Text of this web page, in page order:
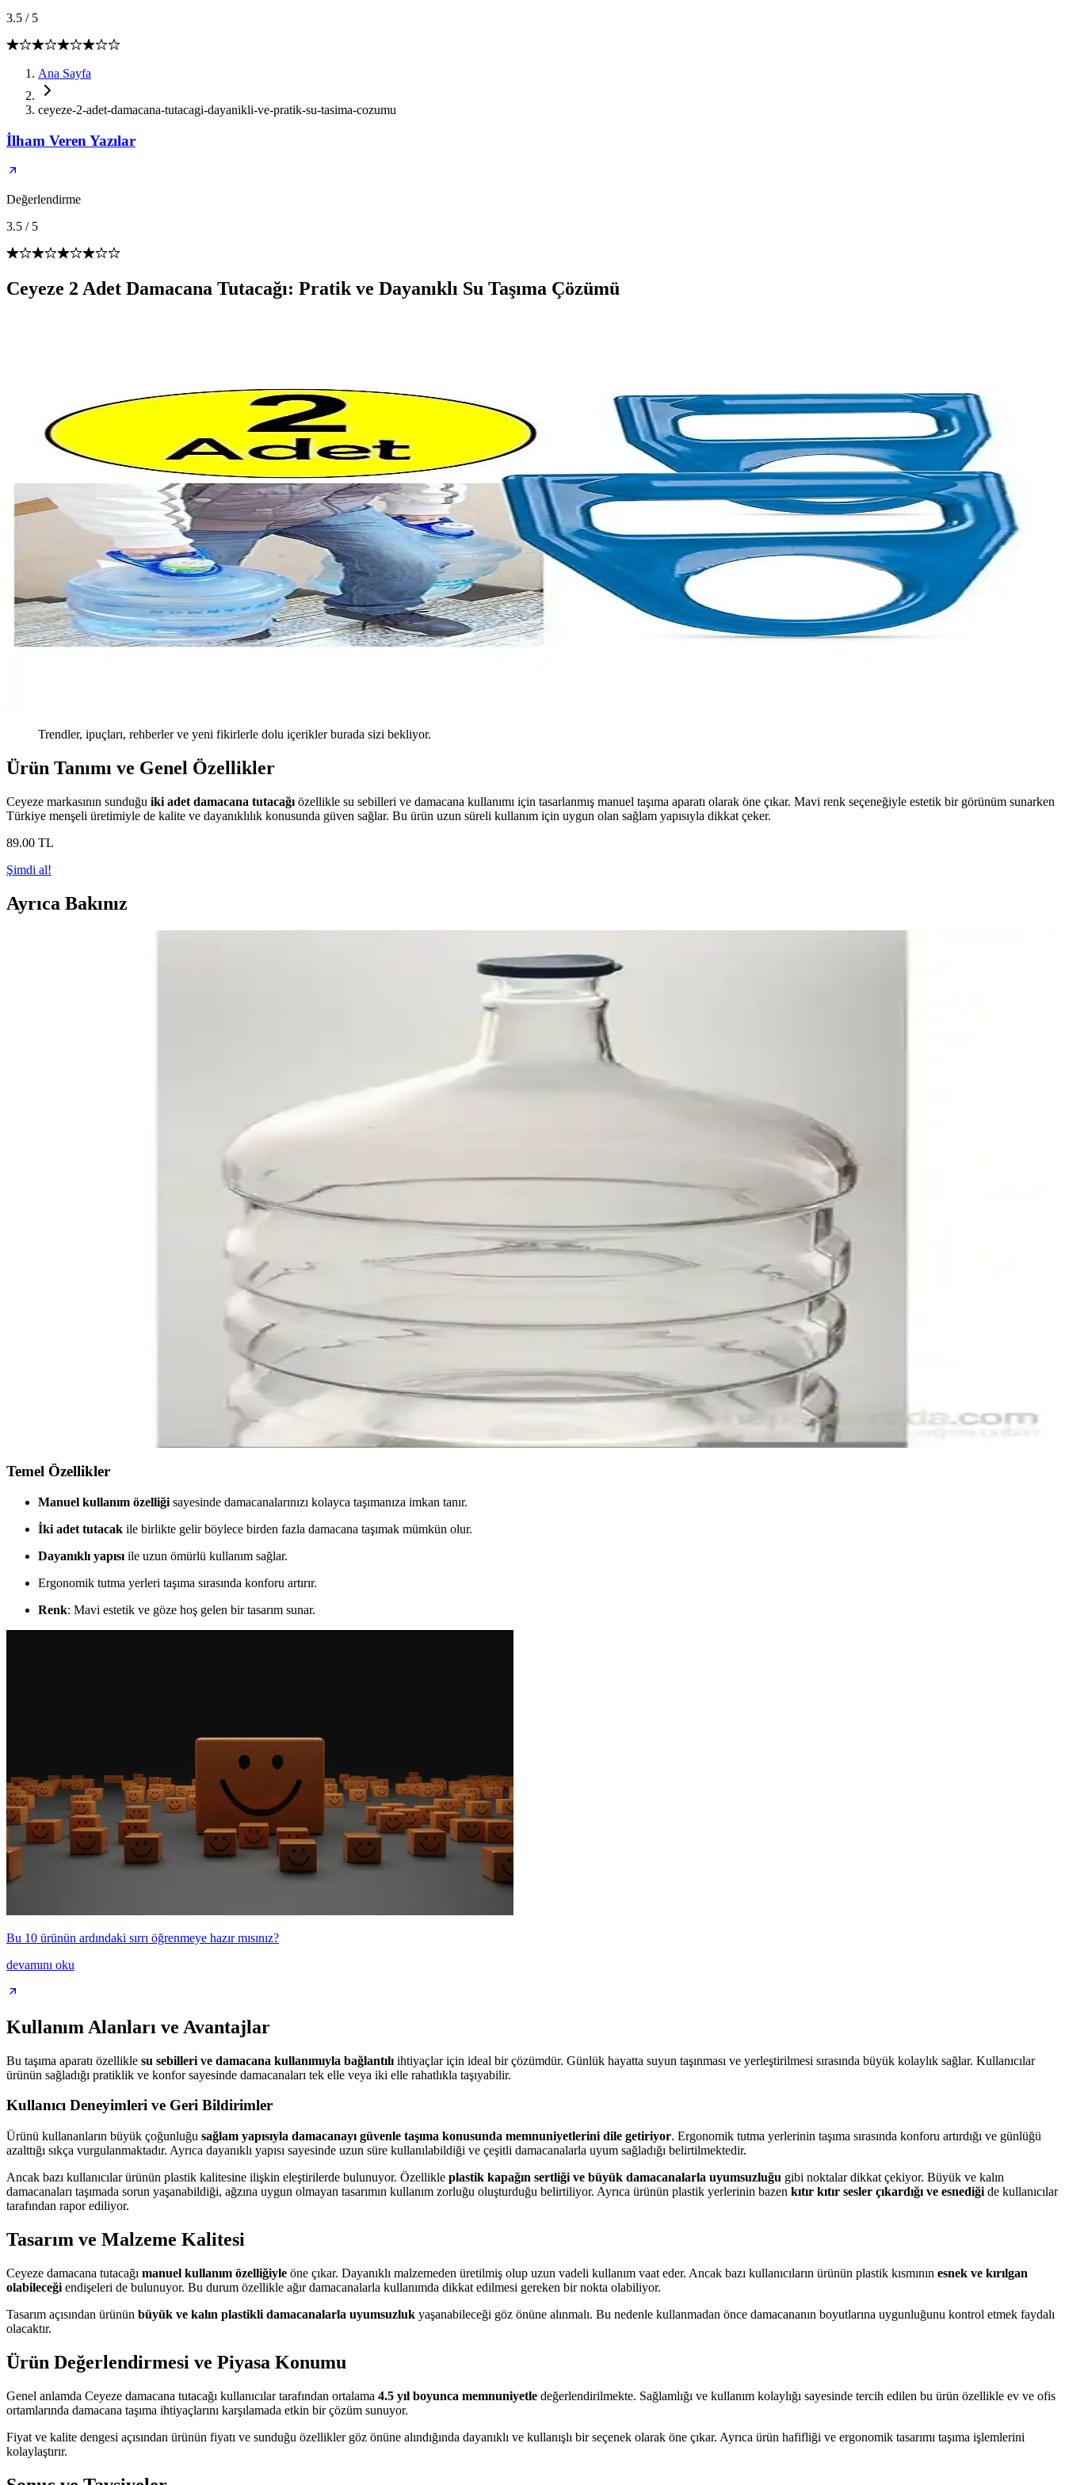
3.5 / 5
Ana Sayfa
ceyeze-2-adet-damacana-tutacagi-dayanikli-ve-pratik-su-tasima-cozumu
İlham Veren Yazılar
Değerlendirme
3.5 / 5
Ceyeze 2 Adet Damacana Tutacağı: Pratik ve Dayanıklı Su Taşıma Çözümü
Trendler, ipuçları, rehberler ve yeni fikirlerle dolu içerikler burada sizi bekliyor.
Ürün Tanımı ve Genel Özellikler
Ceyeze markasının sunduğu iki adet damacana tutacağı özellikle su sebilleri ve damacana kullanımı için tasarlanmış manuel taşıma aparatı olarak öne çıkar. Mavi renk seçeneğiyle estetik bir görünüm sunarken
Türkiye menşeli üretimiyle de kalite ve dayanıklılık konusunda güven sağlar. Bu ürün uzun süreli kullanım için uygun olan sağlam yapısıyla dikkat çeker.
89.00 TL
Şimdi al!
Ayrıca Bakınız
Damacana gizleme çözümleri, estetik ve fonksiyonellik sağlayarak yaşam alanlarınızı düzenler. Ahşap, metal ve plastik seçeneklerle uzun ömürlü ve şık çözümler sunar.
Vegüba Krem Kılıf, 19 litrelik damacanalar için tasarlanmış, şık ve dayanıklı pamuk kumaşlı koruyucu kılıf. Kolay takıp çıkarılır, mutfağınıza estetik katarken uzun ömür sağlar.
Sepetimde Hasır Damacana Kılıfı: Estetik ve Fonksiyonellik Bir Arada
Doğal papır hasırdan üretilen, el yapımı damacana kılıfı, güneş ışığını engelleyerek içeriğin temiz kalmasını sağlar ve estetik görünüm sunar.
House Damacana Pompası İncelemesi: Kullanıcı Yorumları ve Teknik Özellikler
House Damacana Pompası, ergonomik tasarımıyla günlük su kullanımını kolaylaştıran manuel bir cihazdır. Ancak, kullanıcı geri bildirimleri, dayanıklılık ve performans konusunda bazı sorunlara işaret
BAGAND Krem Damacana Kılıfı Sevimli Kedi Baskılı ve Şık Tasarım Özellikleri
Sevimli kedili baskısı ve şık gri rengiyle BAGAND damacana kılıfı, estetik ve dayanıklı yapısıyla dekorasyonunuza renk ve pratiklik getiriyor.
BAGAND Siyah Baskılı Damacana Kılıfı Modern ve Dayanıklı Mutfak Aksesuarı
Şık ve dayanıklı siyah damacana kılıfı, pratik kullanımı ve modern tasarımıyla mutfaklarınızda şıklık ve fonksiyonellik sağlar, uzun ömürlü ve kolay temizlenebilir özellikleriyle öne çıkar.
Arkitekt Ex Ahşap Damacana Sebil Kılıfı: Estetik ve Fonksiyonellik Bir Arada
Ahşap malzeme ve modern tasarım ile üretilen, UV korumalı damacana kılıfı su saklama ve dekorasyonda pratik ve estetik çözümler sunar, uzun ömürlü kullanım sağlar.
Paşabahçe Cam Damacana ile Dekorasyonda Estetik ve Fonksiyonellik Sağlama
Paşabahçe cam damacanalar, estetik ve pratik kullanımıyla yaşam alanlarınızı şık ve fonksiyonel hale getirir. Farklı tasarımlarıyla dekorasyonda özgünlük sağlar.
Temel Özellikler
Manuel kullanım özelliği sayesinde damacanalarınızı kolayca taşımanıza imkan tanır.
İki adet tutacak ile birlikte gelir böylece birden fazla damacana taşımak mümkün olur.
Dayanıklı yapısı ile uzun ömürlü kullanım sağlar.
Ergonomik tutma yerleri taşıma sırasında konforu artırır.
Renk: Mavi estetik ve göze hoş gelen bir tasarım sunar.
Bu 10 ürünün ardındaki sırrı öğrenmeye hazır mısınız?
devamını oku
Kullanım Alanları ve Avantajlar
Bu taşıma aparatı özellikle su sebilleri ve damacana kullanımıyla bağlantılı ihtiyaçlar için ideal bir çözümdür. Günlük hayatta suyun taşınması ve yerleştirilmesi sırasında büyük kolaylık sağlar. Kullanıcılar
ürünün sağladığı pratiklik ve konfor sayesinde damacanaları tek elle veya iki elle rahatlıkla taşıyabilir.
Kullanıcı Deneyimleri ve Geri Bildirimler
Ürünü kullananların büyük çoğunluğu sağlam yapısıyla damacanayı güvenle taşıma konusunda memnuniyetlerini dile getiriyor. Ergonomik tutma yerlerinin taşıma sırasında konforu artırdığı ve günlüğü
azalttığı sıkça vurgulanmaktadır. Ayrıca dayanıklı yapısı sayesinde uzun süre kullanılabildiği ve çeşitli damacanalarla uyum sağladığı belirtilmektedir.
Ancak bazı kullanıcılar ürünün plastik kalitesine ilişkin eleştirilerde bulunuyor. Özellikle plastik kapağın sertliği ve büyük damacanalarla uyumsuzluğu gibi noktalar dikkat çekiyor. Büyük ve kalın
damacanaları taşımada sorun yaşanabildiği, ağzına uygun olmayan tasarımın kullanım zorluğu oluşturduğu belirtiliyor. Ayrıca ürünün plastik yerlerinin bazen kıtır kıtır sesler çıkardığı ve esnediği de kullanıcılar
tarafından rapor ediliyor.
Tasarım ve Malzeme Kalitesi
Ceyeze damacana tutacağı manuel kullanım özelliğiyle öne çıkar. Dayanıklı malzemeden üretilmiş olup uzun vadeli kullanım vaat eder. Ancak bazı kullanıcıların ürünün plastik kısmının esnek ve kırılgan
olabileceği endişeleri de bulunuyor. Bu durum özellikle ağır damacanalarla kullanımda dikkat edilmesi gereken bir nokta olabiliyor.
Tasarım açısından ürünün büyük ve kalın plastikli damacanalarla uyumsuzluk yaşanabileceği göz önüne alınmalı. Bu nedenle kullanmadan önce damacananın boyutlarına uygunluğunu kontrol etmek faydalı
olacaktır.
Ürün Değerlendirmesi ve Piyasa Konumu
Genel anlamda Ceyeze damacana tutacağı kullanıcılar tarafından ortalama 4.5 yıl boyunca memnuniyetle değerlendirilmekte. Sağlamlığı ve kullanım kolaylığı sayesinde tercih edilen bu ürün özellikle ev ve ofis
ortamlarında damacana taşıma ihtiyaçlarını karşılamada etkin bir çözüm sunuyor.
Fiyat ve kalite dengesi açısından ürünün fiyatı ve sunduğu özellikler göz önüne alındığında dayanıklı ve kullanışlı bir seçenek olarak öne çıkar. Ayrıca ürün hafifliği ve ergonomik tasarımı taşıma işlemlerini
kolaylaştırır.